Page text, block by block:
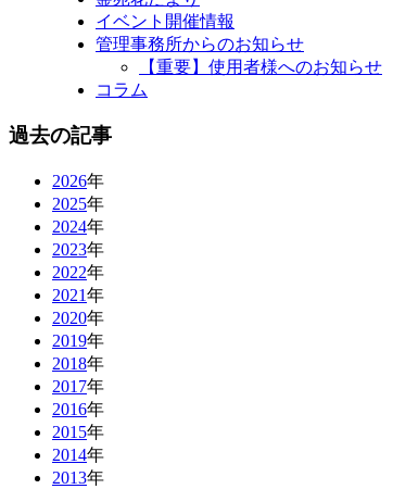
イベント開催情報
管理事務所からのお知らせ
【重要】使用者様へのお知らせ
コラム
過去の記事
2026年
2025年
2024年
2023年
2022年
2021年
2020年
2019年
2018年
2017年
2016年
2015年
2014年
2013年